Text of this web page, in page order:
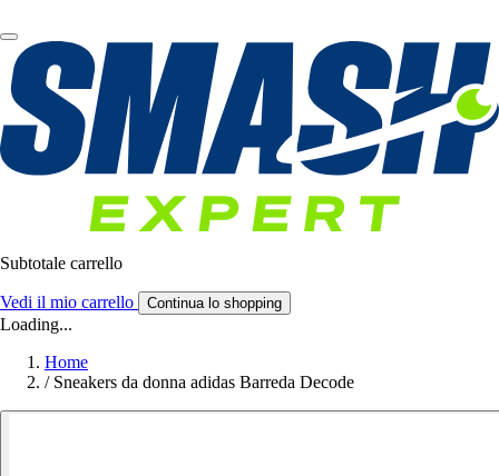
Subtotale carrello
Vedi il mio carrello Continua lo shopping
Loading...
Home
/ Sneakers da donna adidas Barreda Decode